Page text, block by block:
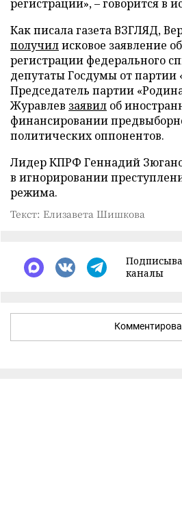
регистрации», – говорится в
Как писала газета ВЗГЛЯД,
получилисковое заявление
регистрации федерального
депутаты Госдумы от партии
Председатель партии
Журавлев заявил об
финансировании
политических оппонентов.
Лидер КПРФ Геннадий
в игнорировании
режима.
Текст: Елизавета Шишкова
каналы